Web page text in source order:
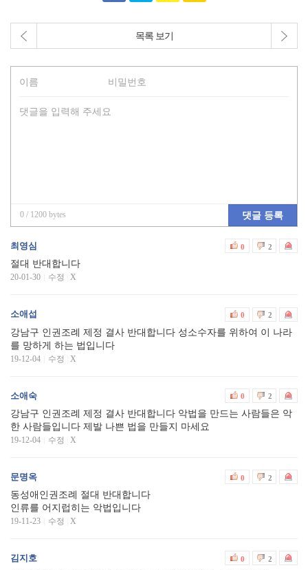
목록 보기
0 / 1200 bytes 댓글 등록
최영심 0 2
절대 반대합니다
20-01-30 수정 X
소애섭 0 2
강남구 인권조례 제정 결사 반대합니다 성소수자를 위하여 이 나라
를 망하게 하는 법입니다
19-12-04 수정 X
소애숙 0 2
강남구 인권조례 제정 결사 반대합니다 악법을 만드는 사람들은 악
한 사람들입니다 제발 나쁜 법을 만들지 마세요
19-12-04 수정 X
문명옥 0 2
동성애인권조례 절대 반대합니다
인류를 어지럽히는 악법입니다
19-11-23 수정 X
김지호 0 2